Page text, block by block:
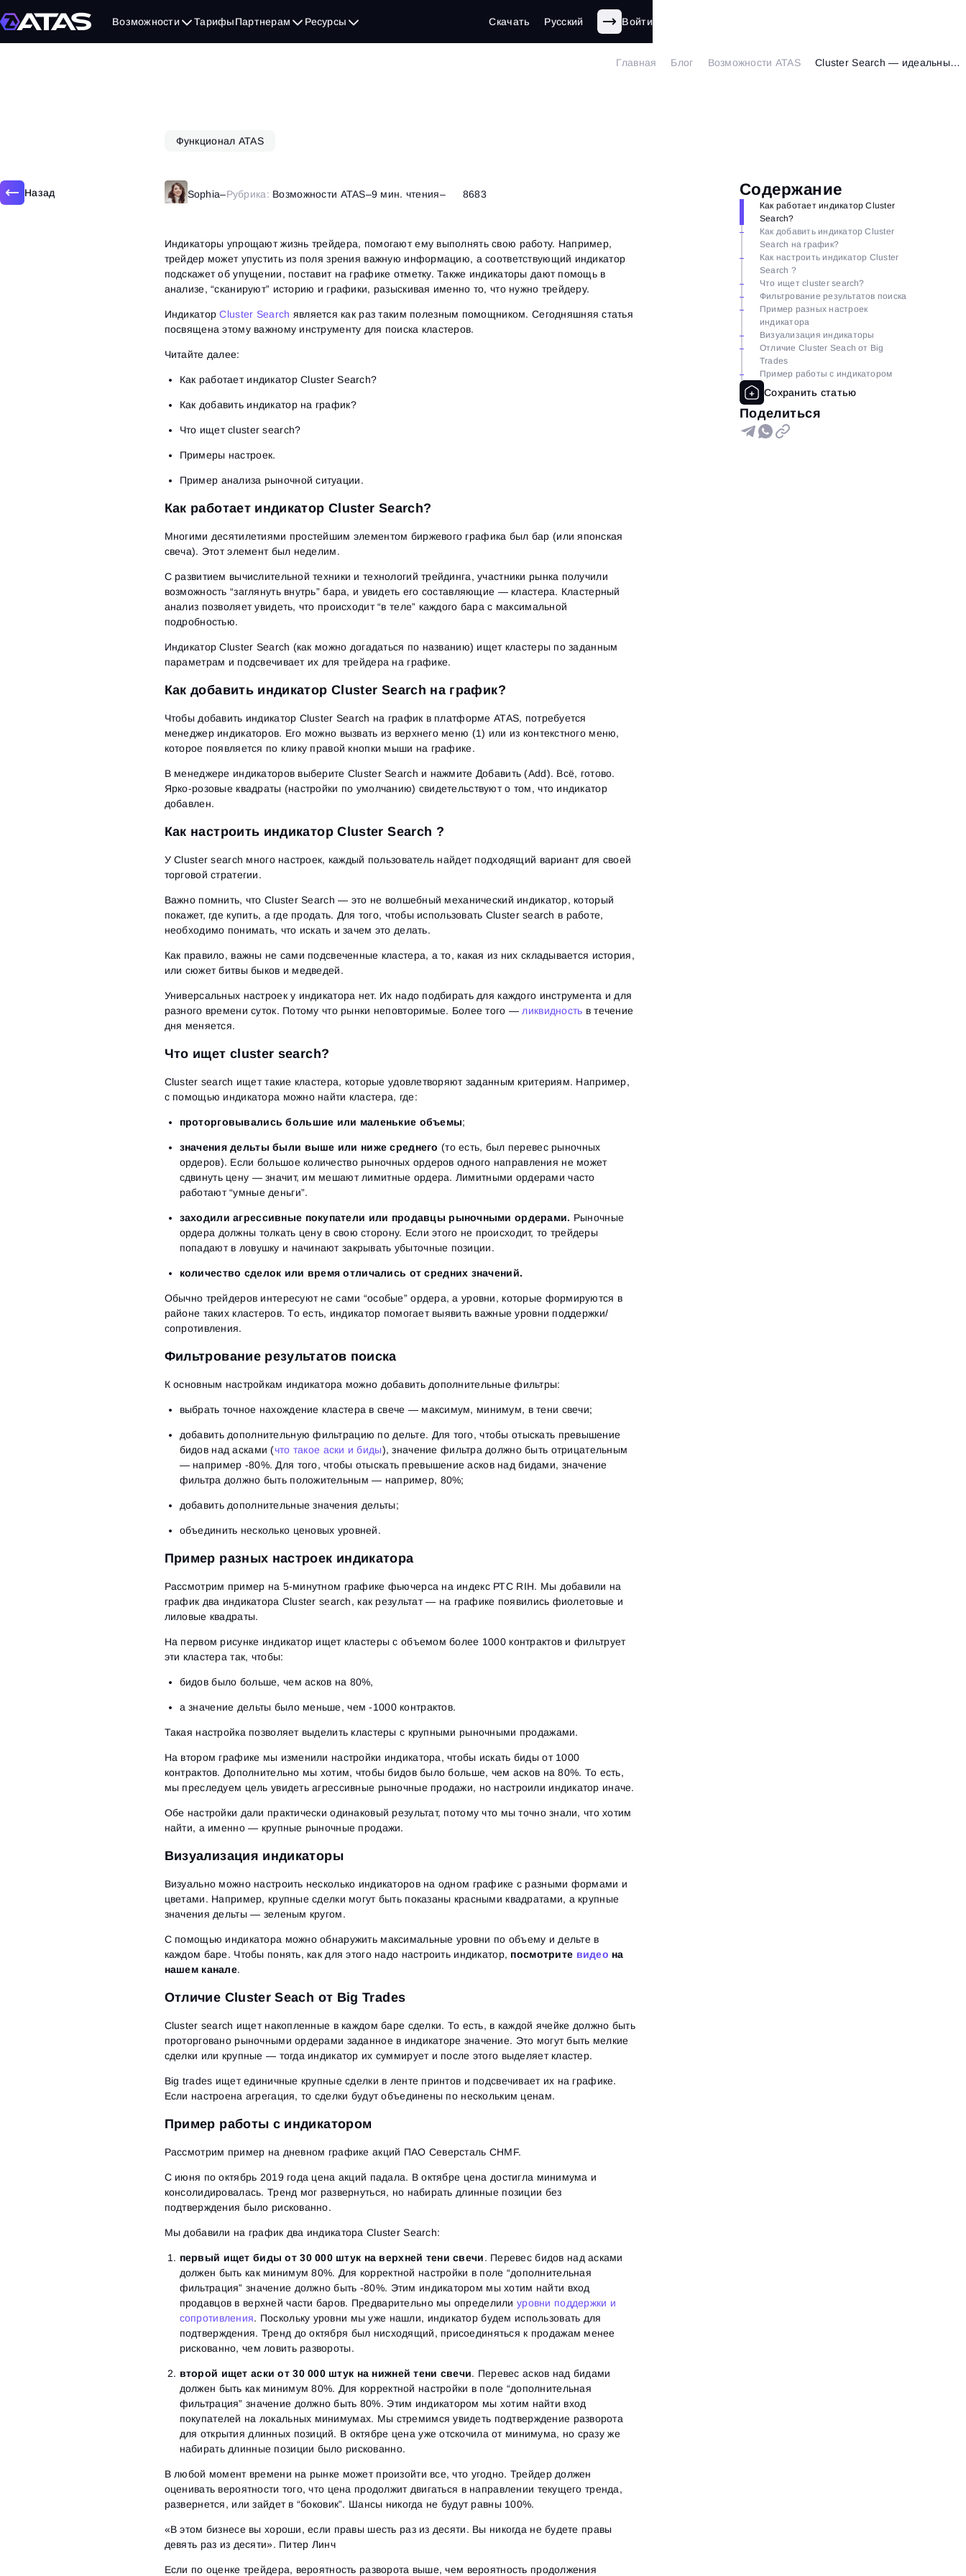
Возможности ТарифыПартнерам Ресурсы Скачать Русский Войти
Главная Блог Возможности ATAS Cluster Search — идеальный индикатор для кластерного анализа
Назад
Функционал ATAS
Sophia–Рубрика: Возможности ATAS–9 мин. чтения– 8683 Содержание
Как работает индикатор Cluster
Search?
Как добавить индикатор Cluster
Search на график?
Как настроить индикатор Cluster
Search ?
Что ищет cluster search?
Фильтрование результатов поиска
Пример разных настроек
индикатора
Визуализация индикаторы
Отличие Cluster Seach от Big
Trades
Пример работы с индикатором
Поделиться
Индикаторы упрощают жизнь трейдера, помогают ему выполнять свою работу. Например,
трейдер может упустить из поля зрения важную информацию, а соответствующий индикатор
подскажет об упущении, поставит на графике отметку. Также индикаторы дают помощь в
анализе, “сканируют” историю и графики, разыскивая именно то, что нужно трейдеру.
ИндикаторCluster Search является как раз таким полезным помощником. Сегодняшняя статья
посвящена этому важному инструменту для поиска кластеров.
Читайте далее:
Как работает индикатор Cluster Search?
Как добавить индикатор на график?
Что ищет cluster search?
Примеры настроек.
Пример анализа рыночной ситуации.
Как работает индикатор Cluster Search?
Многими десятилетиями простейшим элементом биржевого графика был бар (или японская
свеча). Этот элемент был неделим.
С развитием вычислительной техники и технологий трейдинга, участники рынка получили
возможность “заглянуть внутрь” бара, и увидеть его составляющие — кластера. Кластерный
анализ позволяет увидеть, что происходит “в теле” каждого бара с максимальной
подробностью.
Индикатор Cluster Search (как можно догадаться по названию) ищет кластеры по заданным
параметрам и подсвечивает их для трейдера на графике.
Как добавить индикатор Cluster Search на график?
Чтобы добавить индикатор Cluster Search на график в платформе ATAS, потребуется
менеджер индикаторов. Его можно вызвать из верхнего меню (1) или из контекстного меню,
которое появляется по клику правой кнопки мыши на графике.
В менеджере индикаторов выберите Cluster Search и нажмите Добавить (Add). Всё, готово.
Ярко-розовые квадраты (настройки по умолчанию) свидетельствуют о том, что индикатор
добавлен.
Как настроить индикатор Cluster Search ?
У Cluster search много настроек, каждый пользователь найдет подходящий вариант для своей
торговой стратегии.
Важно помнить, что Cluster Search — это не волшебный механический индикатор, который
покажет, где купить, а где продать. Для того, чтобы использовать Cluster search в работе,
необходимо понимать, что искать изачем это делать.
Как правило, важны не сами подсвеченные кластера, а то, какая из них складывается история,
или сюжет битвы быков и медведей.
Универсальных настроек у индикатора нет. Их надо подбирать для каждого инструмента и для
разного времени суток. Потому что рынки неповторимые. Более того — ликвидность в течение
дня меняется.
Что ищет cluster search?
Cluster search ищет такие кластера, которые удовлетворяют заданным критериям. Например,
с помощью индикатора можно найти кластера, где:
проторговывались большие или маленькие объемы;
значения дельты были выше или ниже среднего (то есть, был перевес рыночных
ордеров). Если большое количество рыночных ордеров одного направления не может
сдвинуть цену — значит, им мешают лимитные ордера. Лимитными ордерами часто
работают “умные деньги”.
заходили агрессивные покупатели или продавцы рыночными ордерами. Рыночные
ордера должны толкать цену в свою сторону. Если этого не происходит, то трейдеры
попадают в ловушку и начинают закрывать убыточные позиции.
количество сделок или время отличались от средних значений.
Обычно трейдеров интересуют не сами “особые” ордера, а уровни, которые формируются в
районе таких кластеров. То есть, индикатор помогает выявить важные уровни поддержки/
сопротивления.
Фильтрование результатов поиска
К основным настройкам индикатора можно добавить дополнительные фильтры:
выбрать точное нахождение кластера в свече — максимум, минимум, в тени свечи;
добавить дополнительную фильтрацию по дельте. Для того, чтобы отыскать превышение
бидов над асками (что такое аски и биды), значение фильтра должно быть отрицательным
— например -80%. Для того, чтобы отыскать превышение асков над бидами, значение
фильтра должно быть положительным — например, 80%;
добавить дополнительные значения дельты;
объединить несколько ценовых уровней.
Пример разных настроек индикатора
Рассмотрим пример на 5-минутном графике фьючерса на индекс РТС RIH. Мы добавили на
график два индикатора Cluster search, как результат — на графике появились фиолетовые и
лиловые квадраты.
На первом рисунке индикатор ищет кластеры с объемом более 1000 контрактов и фильтрует
эти кластера так, чтобы:
бидов было больше, чем асков на 80%,
а значение дельты было меньше, чем -1000 контрактов.
Такая настройка позволяет выделить кластеры с крупными рыночными продажами.
На втором графике мы изменили настройки индикатора, чтобы искать биды от 1000
контрактов. Дополнительно мы хотим, чтобы бидов было больше, чем асков на 80%. То есть,
мы преследуем цель увидеть агрессивные рыночные продажи, но настроили индикатор иначе.
Обе настройки дали практически одинаковый результат, потому что мы точно знали, что хотим
найти, а именно — крупные рыночные продажи.
Визуализация индикаторы
Визуально можно настроить несколько индикаторов на одном графике с разными формами и
цветами. Например, крупные сделки могут быть показаны красными квадратами, а крупные
значения дельты — зеленым кругом.
С помощью индикатора можно обнаружить максимальные уровни по объему и дельте в
каждом баре. Чтобы понять, как для этого надо настроить индикатор, посмотрите видео на
нашем канале.
Отличие Cluster Seach от Big Trades
Cluster search ищет накопленные в каждом баре сделки. То есть, в каждой ячейке должно быть
проторговано рыночными ордерами заданное в индикаторе значение. Это могут быть мелкие
сделки или крупные — тогда индикатор их суммирует и после этого выделяет кластер.
Big trades ищет единичные крупные сделки в ленте принтов и подсвечивает их на графике.
Если настроена агрегация, то сделки будут объединены по нескольким ценам.
Пример работы с индикатором
Рассмотрим пример на дневном графике акций ПАО Северсталь CHMF.
С июня по октябрь 2019 года цена акций падала. В октябре цена достигла минимума и
консолидировалась. Тренд мог развернуться, но набирать длинные позиции без
подтверждения было рискованно.
Мы добавили на график два индикатора Сluster Search:
первый ищет биды от 30 000 штук на верхней тени свечи. Перевес бидов над асками
должен быть как минимум 80%. Для корректной настройки в поле “дополнительная
фильтрация” значение должно быть -80%. Этим индикатором мы хотим найти вход
продавцов в верхней части баров. Предварительно мы определилиуровни поддержки и
сопротивления. Поскольку уровни мы уже нашли, индикатор будем использовать для
подтверждения. Тренд до октября был нисходящий, присоединяться к продажам менее
рискованно, чем ловить развороты.
второй ищет аски от 30 000 штук на нижней тени свечи. Перевес асков над бидами
должен быть как минимум 80%. Для корректной настройки в поле “дополнительная
фильтрация” значение должно быть 80%. Этим индикатором мы хотим найти вход
покупателей на локальных минимумах. Мы стремимся увидеть подтверждение разворота
для открытия длинных позиций. В октябре цена уже отскочила от минимума, но сразу же
набирать длинные позиции было рискованно.
В любой момент времени на рынке может произойти все, что угодно. Трейдер должен
оценивать вероятности того, что цена продолжит двигаться в направлении текущего тренда,
развернется, или зайдет в “боковик”. Шансы никогда не будут равны 100%.
«В этом бизнесе вы хороши, если правы шесть раз из десяти. Вы никогда не будете правы
девять раз из десяти». Питер Линч
Если по оценке трейдера, вероятность разворота выше, чем вероятность продолжения
Пароль
Введи адрес электронной почты, и мы отправим ссылку
для создания нового пароля.
Email
Email
Я хочу получать специальные предложения от ATAS
Я принимаю:
Terms of use, License agreement.
Ознакомьтесь с политикой конфиденциальности